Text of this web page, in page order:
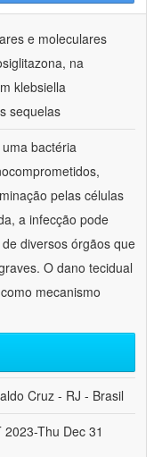
e moleculares
na
klebsiella
sequelas
bactéria
pelas células
a infecção pode
diversos órgãos que
O dano tecidual
mecanismo
Cruz - RJ - Brasil
Thu Dec 31